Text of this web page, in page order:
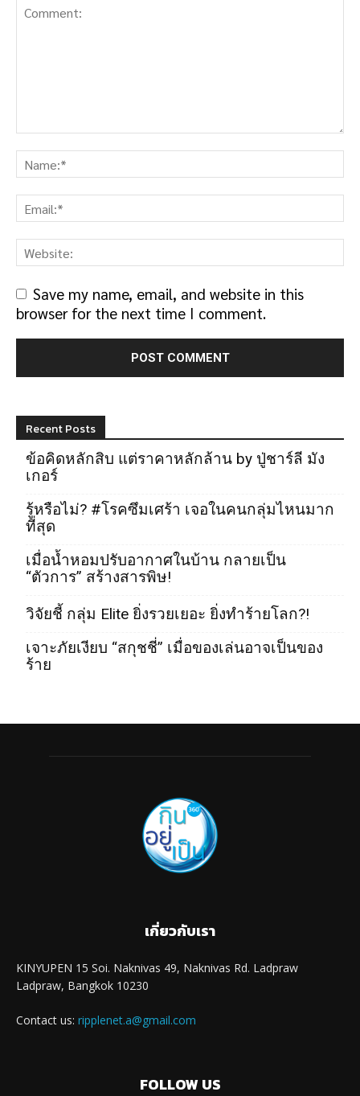
Save my name, email, and website in this
browser for the next time I comment.
Recent Posts
ข้อคิดหลักสิบ แต่ราคาหลักล้าน by ปู่ชาร์ลี มัง
เกอร์
รู้หรือไม่? #โรคซึมเศร้า เจอในคนกลุ่มไหนมาก
ที่สุด
เมื่อน้ำหอมปรับอากาศในบ้าน กลายเป็น
“ตัวการ” สร้างสารพิษ!
วิจัยชี้ กลุ่ม Elite ยิ่งรวยเยอะ ยิ่งทำร้ายโลก?!
เจาะภัยเงียบ “สกุชชี่” เมื่อของเล่นอาจเป็นของ
ร้าย
เกี่ยวกับเรา
KINYUPEN 15 Soi. Naknivas 49, Naknivas Rd. Ladpraw
Ladpraw, Bangkok 10230
Contact us: ripplenet.a@gmail.com
FOLLOW US